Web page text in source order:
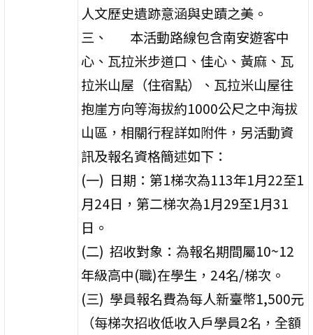
人文歷史遺跡意涵與史蹟之美。
三、 本活動路線包含南安遊客中
心、瓦拉米步道口、佳心、黃麻、瓦
拉米山屋（住宿點）、瓦拉米山屋往
抱崖方向等海拔約1000公尺之中海拔
山區，相關行程詳如附件，另活動資
訊及報名資格簡述如下：
(一) 日期：第1梯次為113年1月22至1
月24日，第二梯次為1月29至1月31
日。
(二) 招收對象：為報名期間屬10~12
年級高中(職)在學生，24名/梯次。
(三) 學員報名費為每人新臺幣1,500元
（每梯次招收低收入戶學員2名，全額